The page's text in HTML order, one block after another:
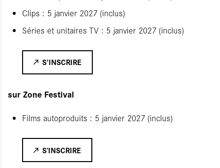
Clips : 5 janvier 2027 (inclus)
Séries et unitaires TV : 5 janvier 2027 (inclus)
S'INSCRIRE
sur Zone Festival
Films autoproduits : 5 janvier 2027 (inclus)
S’INSCRIRE